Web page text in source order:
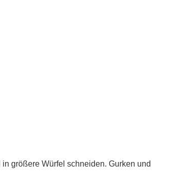
größere Würfel schneiden. Gurken und